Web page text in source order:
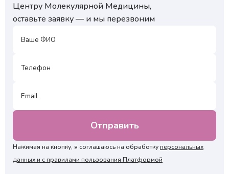
Центру Молекулярной Медицины,
оставьте заявку — и мы перезвоним
Нажимая на кнопку, я соглашаюсь на обработкуперсональных
данных и с правилами пользования Платформой